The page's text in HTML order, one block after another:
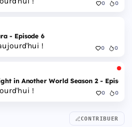
0 0
- Episode 6
! 0 0
in Another World Season 2 - Episode
! 0 0
CONTRIBUER